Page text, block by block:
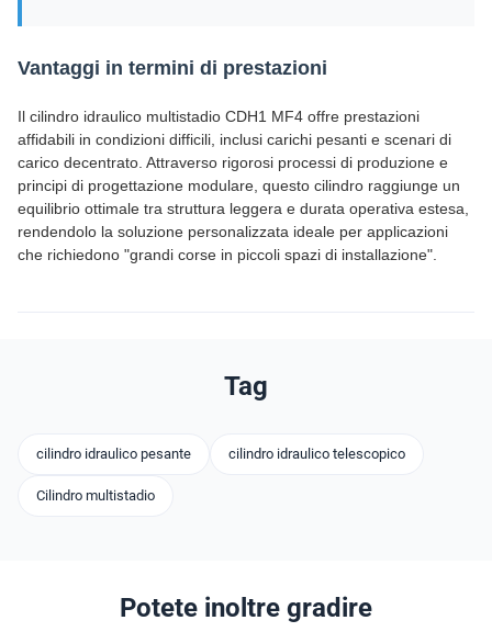
Vantaggi in termini di prestazioni
Il cilindro idraulico multistadio CDH1 MF4 offre prestazioni
affidabili in condizioni difficili, inclusi carichi pesanti e scenari di
carico decentrato. Attraverso rigorosi processi di produzione e
principi di progettazione modulare, questo cilindro raggiunge un
equilibrio ottimale tra struttura leggera e durata operativa estesa,
rendendolo la soluzione personalizzata ideale per applicazioni
che richiedono "grandi corse in piccoli spazi di installazione".
Tag
cilindro idraulico pesante cilindro idraulico telescopico
Cilindro multistadio
Potete inoltre gradire